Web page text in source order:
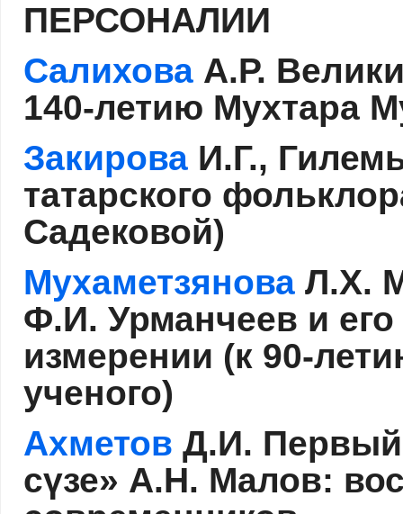
ПЕРСОНАЛИИ
Салихова А.Р.
140-летию Мухтара
Закирова И.Г.,
татарского
Садековой)
Мухаметзянова Л.Х.
Ф.И. Урманчеев и
измерении (к 90-
ученого)
Ахметов Д.И. Первый
сүзе» А.Н. Малов: